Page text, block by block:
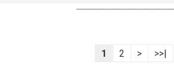
1 2 > >>|